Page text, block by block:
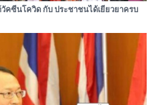
คซีนโควิด กับ ประชาชนได้เยียวยาครบ